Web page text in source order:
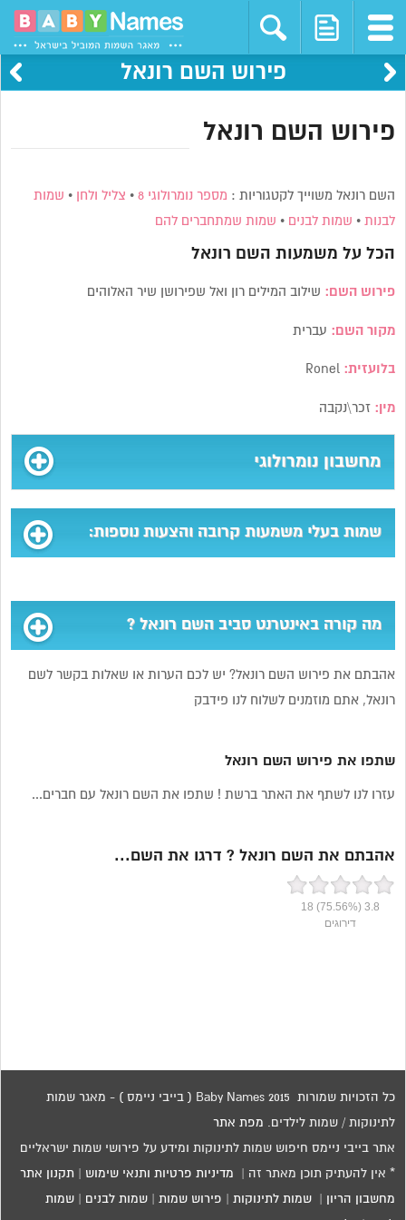
פירוש השם רונאל
פירוש השם רונאל
השם רונאל משוייך לקטגוריות : מספר נומרולוגי 8 • צליל ולחן • שמות
לבנות • שמות לבנים • שמות שמתחברים להם
הכל על משמעות השם רונאל
פירוש השם: שילוב המילים רון ואל שפירושן שיר האלוהים
מקור השם: עברית
בלועזית:
מין: זכר\נקבה
מחשבון נומרולוגי
שמות בעלי משמעות קרובה והצעות נוספות:
מה קורה באינטרנט סביב השם רונאל ?
אהבתם את פירוש השם רונאל? יש לכם הערות או שאלות בקשר לשם
רונאל, אתם מוזמנים לשלוח לנו פידבק
שתפו את פירוש השם רונאל
עזרו לנו לשתף את האתר ברשת ! שתפו את השם רונאל עם חברים...
אהבתם את השם רונאל ? דרגו את השם...
3.8
(75.56%)
18
דירוגים
כל הזכויות שמורות 2015 Baby Names ( בייבי ניימס ) - מאגר שמות
לתינוקות / שמות לילדים. מפת אתר
אתר בייבי ניימס חיפוש שמות לתינוקות ומידע על פירושי שמות ישראליים
* אין להעתיק תוכן מאתר זה | מדיניות פרטיות ותנאי שימוש תקנון אתר
מחשבון הריון |שמות לתינוקות פירוש שמות |שמות לבנים |שמות